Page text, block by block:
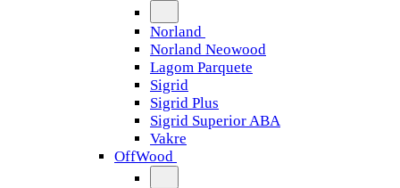
Norland
Norland Neowood
Lagom Parquete
Sigrid
Sigrid Plus
Sigrid Superior ABA
Vakre
OffWood